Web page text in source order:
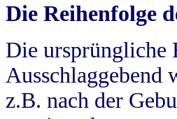
Die Reihenfolge
Die ursprüngliche
Ausschlaggebend
z.B. nach der